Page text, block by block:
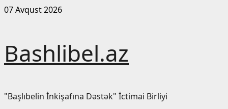
Skip
07 Avqust 2026
Bashlibel.az
"Başlıbelin İnkişafına Dəstək" İctimai Birliyi